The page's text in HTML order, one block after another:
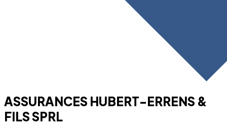
ASSURANCES HUBERT-ERRENS &
FILS SPRL